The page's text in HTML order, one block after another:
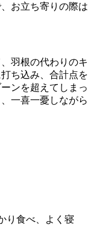
お立ち寄りの際は
羽根の代わりのキ
ち込み、合計点を
ンを超えてしまっ
一喜一憂しながら
り食べ、よく寝